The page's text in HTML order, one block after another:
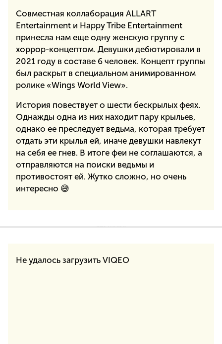
Совместная коллаборация ALLART
Entertainment и Happy Tribe Entertainment
принесла нам еще одну женскую группу с
хоррор-концептом. Девушки дебютировали в
2021 году в составе 6 человек. Концепт группы
был раскрыт в специальном анимированном
ролике «Wings World View».
История повествует о шести бескрылых феях.
Однажды одна из них находит пару крыльев,
однако ее преследует ведьма, которая требует
отдать эти крылья ей, иначе девушки навлекут
на себя ее гнев. В итоге феи не соглашаются, а
отправляются на поиски ведьмы и
противостоят ей. Жутко сложно, но очень
интересно 😅
Не удалось загрузить VIQEO